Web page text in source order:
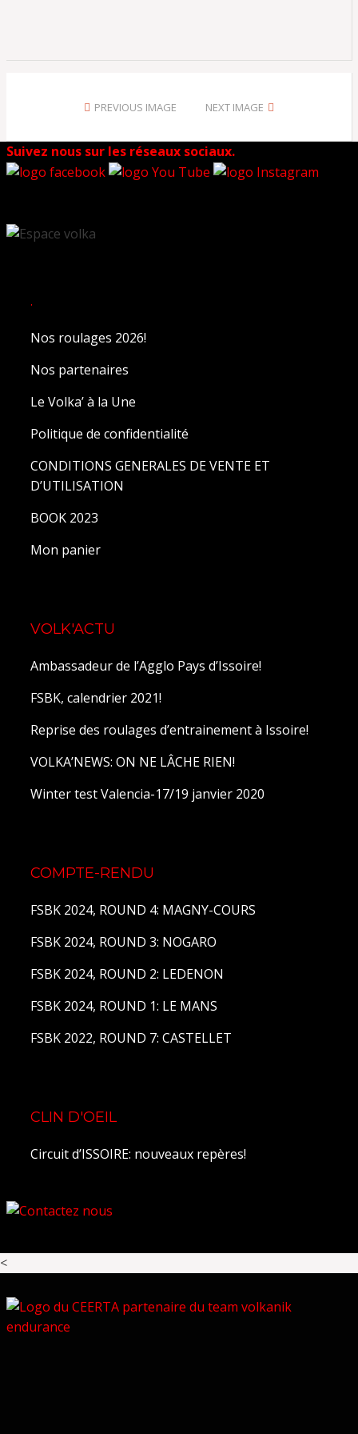
PREVIOUS IMAGE NEXT IMAGE
Suivez nous sur les réseaux sociaux.
.
Nos roulages 2026!
Nos partenaires
Le Volka’ à la Une
Politique de confidentialité
CONDITIONS GENERALES DE VENTE ET
D’UTILISATION
BOOK 2023
Mon panier
VOLK'ACTU
Ambassadeur de l’Agglo Pays d’Issoire!
FSBK, calendrier 2021!
Reprise des roulages d’entrainement à Issoire!
VOLKA’NEWS: ON NE LÂCHE RIEN!
Winter test Valencia-17/19 janvier 2020
COMPTE-RENDU
FSBK 2024, ROUND 4: MAGNY-COURS
FSBK 2024, ROUND 3: NOGARO
FSBK 2024, ROUND 2: LEDENON
FSBK 2024, ROUND 1: LE MANS
FSBK 2022, ROUND 7: CASTELLET
CLIN D'OEIL
Circuit d’ISSOIRE: nouveaux repères!
<